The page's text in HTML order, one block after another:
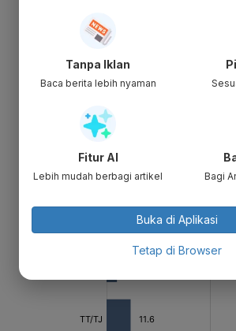
Tanpa Iklan
Baca berita lebih nyaman
Fitur AI
Lebih mudah berbagi artikel Bagi
Buka di Aplikasi
Tetap di Browser